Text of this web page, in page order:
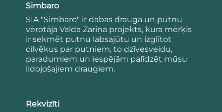
Simbaro
SIA "Simbaro" ir dabas drauga un putnu
vērotāja Valda Zariņa projekts, kura mērķis
ir sekmēt putnu labsajūtu un izglītot
cilvēkus par putniem, to dzīvesveidu,
paradumiem un iespējām palīdzēt mūsu
lidojošajiem draugiem.
Rekvizīti